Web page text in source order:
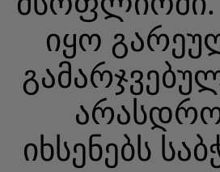
იყო
იხსენებს